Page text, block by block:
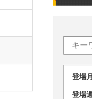
登
登